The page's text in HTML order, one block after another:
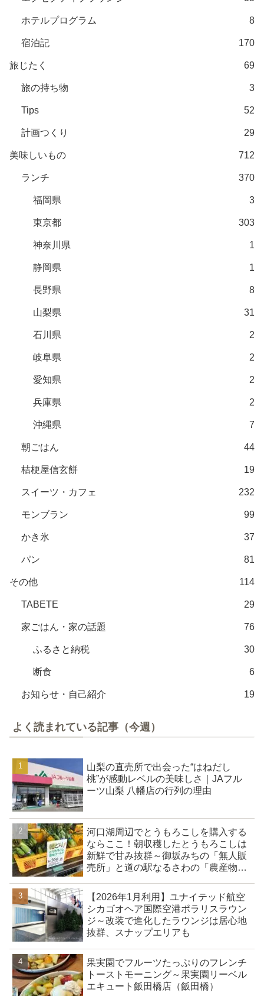
ホテルプログラム 8
宿泊記 170
旅じたく 69
旅の持ち物 3
Tips 52
計画つくり 29
美味しいもの 712
ランチ 370
福岡県 3
東京都 303
神奈川県 1
静岡県 1
長野県 8
山梨県 31
石川県 2
岐阜県 2
愛知県 2
兵庫県 2
沖縄県 7
朝ごはん 44
桔梗屋信玄餅 19
スイーツ・カフェ 232
モンブラン 99
かき氷 37
パン 81
その他 114
TABETE 29
家ごはん・家の話題 76
ふるさと納税 30
断食 6
お知らせ・自己紹介 19
よく読まれている記事（今週）
山梨の直売所で出会った“はねだし
桃”が感動レベルの美味しさ｜JAフル
ーツ山梨 八幡店の行列の理由
河口湖周辺でとうもろこしを購入する
ならここ！朝収穫したとうもろこしは
新鮮で甘み抜群～御坂みちの「無人販
売所」と道の駅なるさわの「農産物直
【2026年1月利用】ユナイテッド航空
シカゴオヘア国際空港ポラリスラウン
ジ～改装で進化したラウンジは居心地
抜群、スナップエリアも
果実園でフルーツたっぷりのフレンチ
トーストモーニング～果実園リーベル
エキュート飯田橋店（飯田橋）